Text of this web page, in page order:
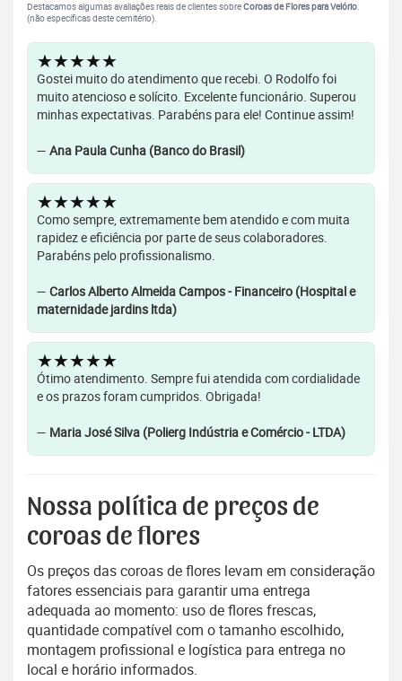
Destacamos algumas avaliações reais de clientes sobreCoroas de Flores para Velório.
(não específicas deste cemitério).
★★★★★
Gostei muito do atendimento que recebi. O Rodolfo foi
muito atencioso e solícito. Excelente funcionário. Superou
minhas expectativas. Parabéns para ele! Continue assim!
— Ana Paula Cunha (Banco do Brasil)
★★★★★
Como sempre, extremamente bem atendido e com muita
rapidez e eficiência por parte de seus colaboradores.
Parabéns pelo profissionalismo.
— Carlos Alberto Almeida Campos - Financeiro (Hospital e
maternidade jardins ltda)
★★★★★
Ótimo atendimento. Sempre fui atendida com cordialidade
e os prazos foram cumpridos. Obrigada!
— Maria José Silva (Polierg Indústria e Comércio - LTDA)
Nossa política de preços de
coroas de flores
Os preços das coroas de flores levam em consideração
fatores essenciais para garantir uma entrega
adequada ao momento: uso de flores frescas,
quantidade compatível com o tamanho escolhido,
montagem profissional e logística para entrega no
local e horário informados.